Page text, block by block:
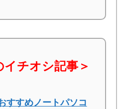
イチオシ記事＞
すすめノートパソコ